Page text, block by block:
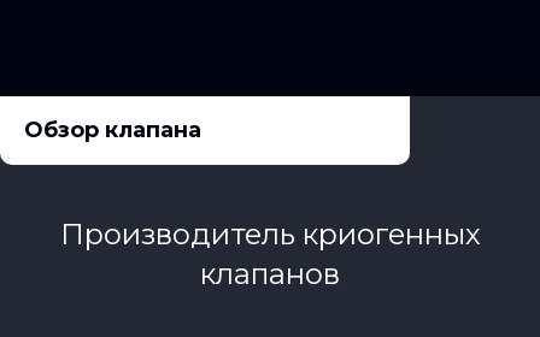
Производитель криогенных
клапанов
Обзор клапана